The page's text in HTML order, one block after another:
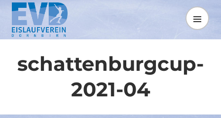
Springe
zum
Inhalt
MENÜ
schattenburgcup-
2021-04